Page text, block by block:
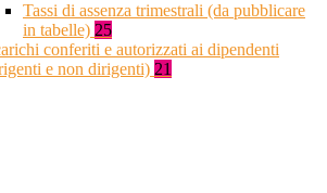
Tassi di assenza trimestrali (da pubblicare
in tabelle) 25
conferiti e autorizzati ai dipendenti
e non dirigenti) 21